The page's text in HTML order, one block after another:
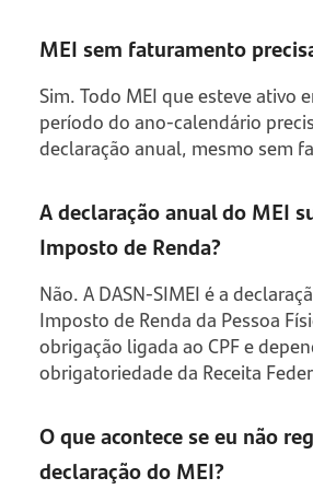
MEI sem faturamento
Sim. Todo MEI que esteve ativo
período do ano-calendário
declaração anual, mesmo sem
A declaração anual do MEI
Imposto de Renda?
Não. A DASN-SIMEI é a
Imposto de Renda da Pessoa
obrigação ligada ao CPF e
obrigatoriedade da Receita
O que acontece se eu não
declaração do MEI?